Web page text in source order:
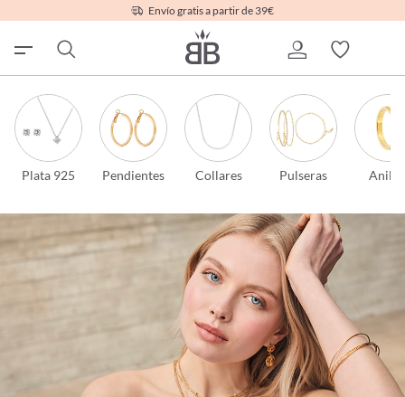
Envío gratis a partir de 39€
Plata 925 Pendientes Collares Pulseras